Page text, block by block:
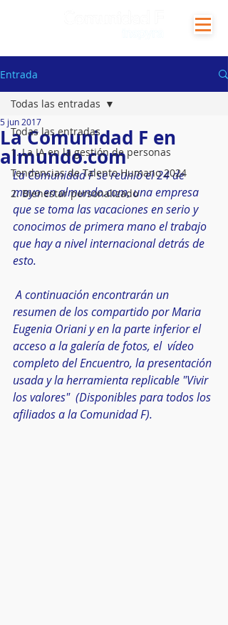
Entrada
Todas las entradas
1. La IA en la gestión de personas
Tendencias de Talento Humano 2024
2. Bienestar personalizado
Todas las entradas
La Comunidad F en
almundo.com
5 jun 2017
La Comunidad F se reunió el 24 de
mayo en almundo.com, una empresa
que se toma las vacaciones en serio y
conocimos de primera mano el trabajo
que hay a nivel internacional detrás de
esto.
A continuación encontrarán un
resumen de los compartido por Maria
Eugenia Oriani y en la parte inferior el
acceso a la galería de fotos, el  vídeo
completo del Encuentro, la presentación
usada y la herramienta replicable "Vivir
los valores"  (Disponibles para todos los
afiliados a la Comunidad F).